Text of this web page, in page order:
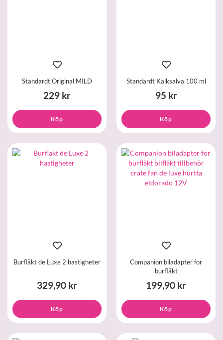
Standardt Original MILD
229 kr
Köp
Standardt Kalksalva 100 ml
95 kr
Köp
Burfläkt de Luxe 2 hastigheter
329,90 kr
Köp
Companion biladapter for
burfläkt
199,90 kr
Köp